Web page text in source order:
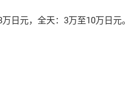
日元，全天：3万至10万日元。